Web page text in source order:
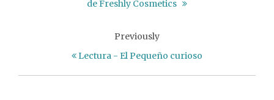
de Freshly Cosmetics
Previously
Lectura - El Pequeño curioso